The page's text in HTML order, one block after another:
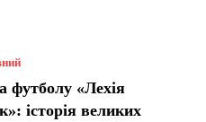
футболу «Лехія
історія великих